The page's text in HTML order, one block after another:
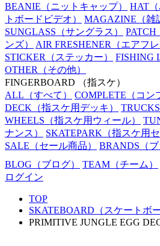
BEANIE （ニットキャップ） HAT
トボードビデオ）
MAGAZINE （雑
SUNGLASS （サングラス） PATCH
ンズ）
AIR FRESHENER （エアフ
STICKER （ステッカー） FISHING
OTHER （その他）
FINGERBOARD
（指スケ）
ALL （すべて） COMPLETE （コン
DECK （指スケ用デッキ） TRUCKS
WHEELS （指スケ用ウィール）
ナンス）
SKATEPARK （指スケ用
SALE （セール商品） BRANDS （
BLOG （ブログ） TEAM （チーム）
ログイン
TOP
SKATEBOARD（スケートボー
PRIMITIVE JUNGLE EGG